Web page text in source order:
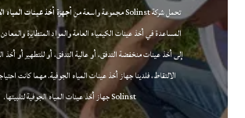
تحمل شركة Solinst مجموعة واسعة من أجهزة أخذ عينات المياه
المساعدة في أخذ عينات الكيمياء العامة والمواد المتطايرة
إلى أخذ عينات منخفضة التدفق، أو عالية التدفق، أو للتطهير أو
الالتقاط، فلدينا جهاز أخذ عينات المياه الجوفية. مهما كانت
Solinst جهاز أخذ عينات المياه الجوفية لتلبيتها.